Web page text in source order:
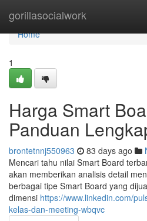
gorillasocialwork
Home
Home
1
Harga Smart
Panduan
brontetnnj550963 83 days ago
Mencari tahu nilai Smart Board
akan memberikan analisis detail
berbagai tipe Smart Board yang
dimensi https://www.linkedin.com/
kelas-dan-meeting-wbqvc